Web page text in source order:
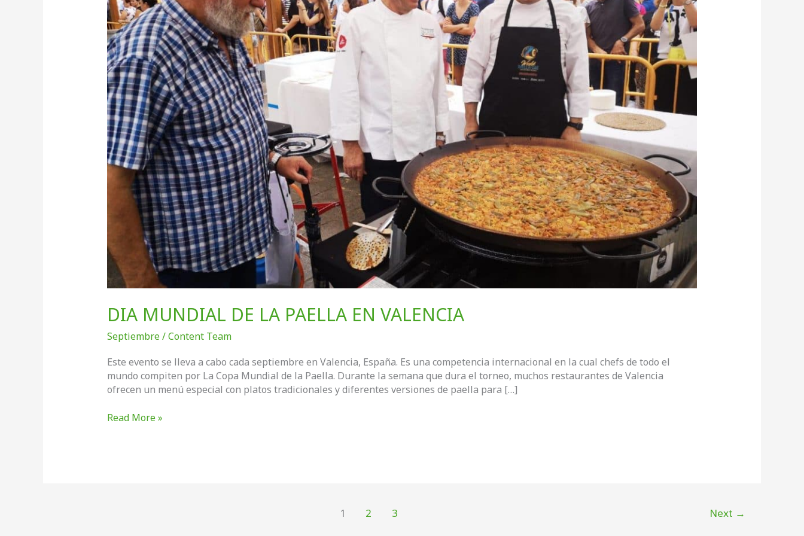
DIA MUNDIAL DE LA PAELLA EN VALENCIA
Septiembre/Content Team
Este evento se lleva a cabo cada septiembre en Valencia, España. Es una competencia internacional en la cual chefs de todo el
mundo compiten por La Copa Mundial de la Paella. Durante la semana que dura el torneo, muchos restaurantes de Valencia
ofrecen un menú especial con platos tradicionales y diferentes versiones de paella para […]
DIA
Read More »
1 2 3 Next →